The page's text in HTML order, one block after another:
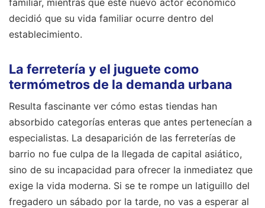
decidió que su vida familiar ocurre dentro del
establecimiento.
La ferretería y el juguete como
termómetros de la demanda urbana
Resulta fascinante ver cómo estas tiendas han
absorbido categorías enteras que antes pertenecían a
especialistas. La desaparición de las ferreterías de
barrio no fue culpa de la llegada de capital asiático,
sino de su incapacidad para ofrecer la inmediatez que
exige la vida moderna. Si se te rompe un latiguillo del
fregadero un sábado por la tarde, no vas a esperar al